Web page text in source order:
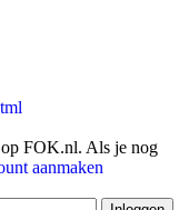
FOK.nl. Als je nog
aanmaken